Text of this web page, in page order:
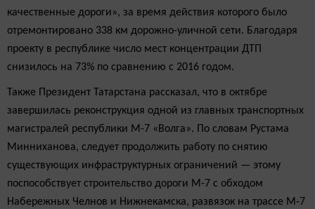
качественные дороги», за время действия которого было
отремонтировано 338 км дорожно-уличной сети. Благодаря
проекту в республике число мест концентрации ДТП
снизилось на 73% по сравнению с 2016 годом.
Также Президент Татарстана рассказал, что в октябре
завершилась реконструкция одной из главных транспортных
магистралей республики М-7 «Волга». По словам Рустама
Минниханова, следует продолжить работу по снятию
существующих инфраструктурных ограничений — этому
поспособствует строительство дороги М-7 с обходом
Набережных Челнов и Нижнекамска, развязок на трассе М-7